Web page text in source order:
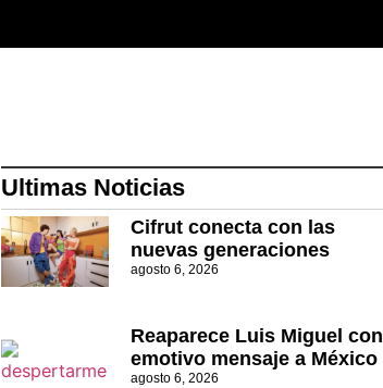
Ultimas Noticias
Cifrut conecta con las
nuevas generaciones
agosto 6, 2026
Reaparece Luis Miguel con
emotivo mensaje a México
agosto 6, 2026